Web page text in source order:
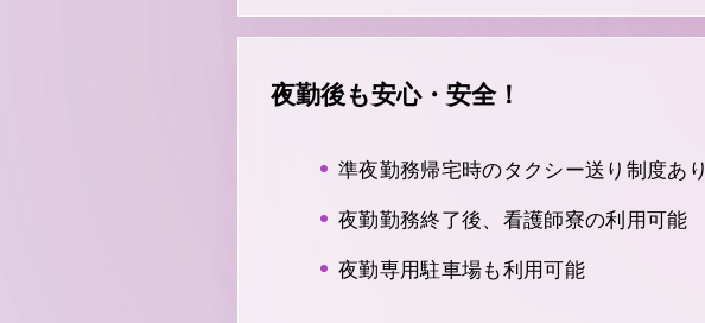
夜勤後も安心・安全！
準夜勤務帰宅時のタクシー送り制度あり
夜勤勤務終了後、看護師寮の利用可能
夜勤専用駐車場も利用可能